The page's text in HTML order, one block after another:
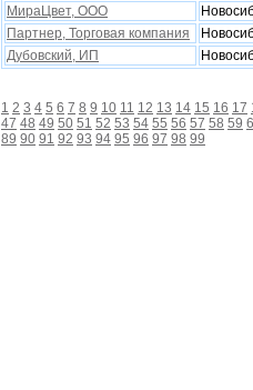
МираЦвет, ООО
Партнер, Торговая компания
Дубовский, ИП
1 2 3 4 5 6 7 8 9 10 11 12 13 14 15 16 17
47 48 49 50 51 52 53 54 55 56 57 58 59
89 90 91 92 93 94 95 96 97 98 99